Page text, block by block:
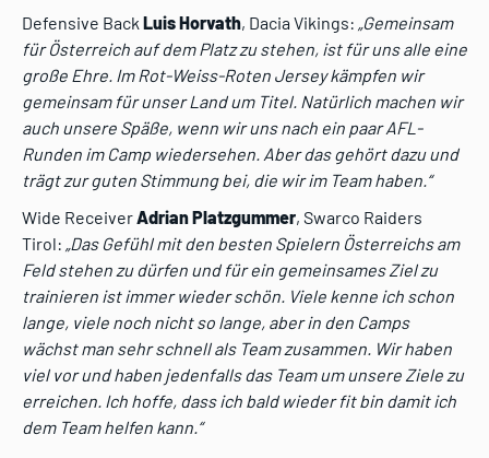
Defensive Back Luis Horvath, Dacia Vikings: „Gemeinsam
für Österreich auf dem Platz zu stehen, ist für uns alle eine
große Ehre. Im Rot-Weiss-Roten Jersey kämpfen wir
gemeinsam für unser Land um Titel. Natürlich machen wir
auch unsere Späße, wenn wir uns nach ein paar AFL-
Runden im Camp wiedersehen. Aber das gehört dazu und
trägt zur guten Stimmung bei, die wir im Team haben.“
Wide ReceiverAdrian Platzgummer, Swarco Raiders
Tirol: „Das Gefühl mit den besten Spielern Österreichs am
Feld stehen zu dürfen und für ein gemeinsames Ziel zu
trainieren ist immer wieder schön. Viele kenne ich schon
lange, viele noch nicht so lange, aber in den Camps
wächst man sehr schnell als Team zusammen. Wir haben
viel vor und haben jedenfalls das Team um unsere Ziele zu
erreichen. Ich hoffe, dass ich bald wieder fit bin damit ich
dem Team helfen kann.“